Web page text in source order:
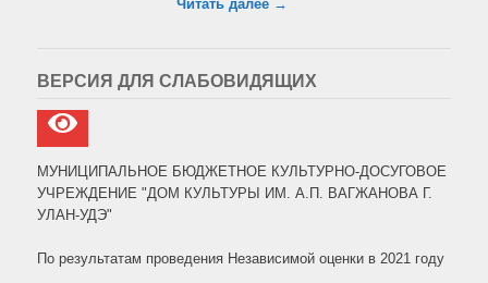
Читать далее →
ВЕРСИЯ ДЛЯ СЛАБОВИДЯЩИХ
МУНИЦИПАЛЬНОЕ БЮДЖЕТНОЕ КУЛЬТУРНО-ДОСУГОВОЕ
УЧРЕЖДЕНИЕ "ДОМ КУЛЬТУРЫ ИМ. А.П. ВАГЖАНОВА Г.
УЛАН-УДЭ"
По результатам проведения Независимой оценки в 2021 году